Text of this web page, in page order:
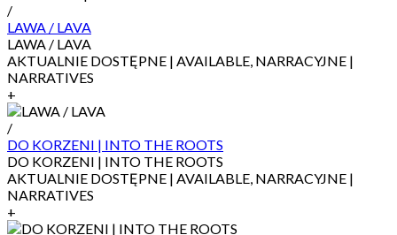
/
LAWA / LAVA
LAWA / LAVA
AKTUALNIE DOSTĘPNE | AVAILABLE, NARRACYJNE |
NARRATIVES
+
/
DO KORZENI | INTO THE ROOTS
DO KORZENI | INTO THE ROOTS
AKTUALNIE DOSTĘPNE | AVAILABLE, NARRACYJNE |
NARRATIVES
+